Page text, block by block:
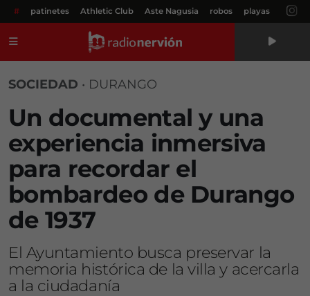
# patinetes Athletic Club Aste Nagusia robos playas
SOCIEDAD • DURANGO
Un documental y una
experiencia inmersiva
para recordar el
bombardeo de Durango
de 1937
El Ayuntamiento busca preservar la
memoria histórica de la villa y acercarla
a la ciudadanía